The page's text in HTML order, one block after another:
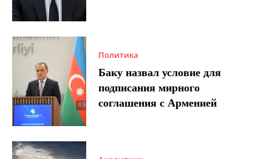
Политика
Баку назвал условие для
подписания мирного
соглашения с Арменией